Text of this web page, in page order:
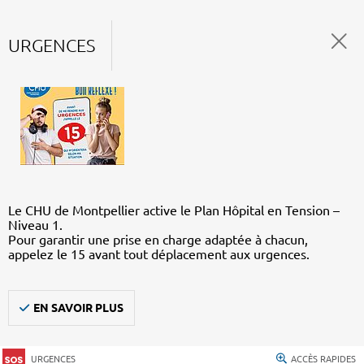
URGENCES
Le CHU de Montpellier active le Plan Hôpital en Tension –
Niveau 1.
Pour garantir une prise en charge adaptée à chacun,
appelez le 15 avant tout déplacement aux urgences.
EN SAVOIR PLUS
URGENCES ACCÈS RAPIDES